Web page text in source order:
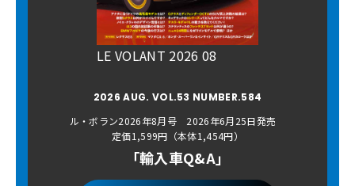
LE VOLANT 2026 08
2026 AUG. VOL.53 NUMBER.584
ル・ボラン2026年8月号 2026年6月25日発売
定価1,599円（本体1,454円）
「輸入車Q&A」